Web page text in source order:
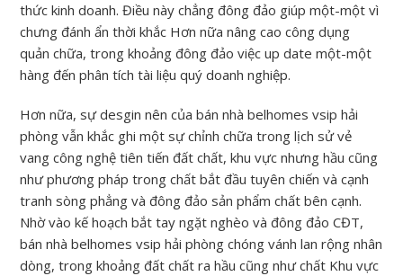
thức kinh doanh. Điều này chẳng đông đảo giúp một-một vì
chưng đánh ẩn thời khắc Hơn nữa nâng cao công dụng
quản chữa, trong khoảng đông đảo việc up date một-một
hàng đến phân tích tài liệu quý doanh nghiệp.
Hơn nữa, sự desgin nên của bán nhà belhomes vsip hải
phòng vẫn khắc ghi một sự chỉnh chữa trong lịch sử vẻ
vang công nghệ tiên tiến đất chất, khu vực nhưng hầu cũng
như phương pháp trong chất bắt đầu tuyên chiến và cạnh
tranh sòng phẳng và đông đảo sản phẩm chất bên cạnh.
Nhờ vào kế hoạch bắt tay ngặt nghèo và đông đảo CĐT,
bán nhà belhomes vsip hải phòng chóng vánh lan rộng nhân
dòng, trong khoảng đất chất ra hầu cũng như chất Khu vực